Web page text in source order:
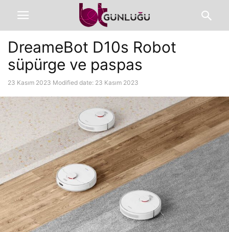
DreameBot D10s Robot
süpürge ve paspas
23 Kasım 2023 Modified date: 23 Kasım 2023